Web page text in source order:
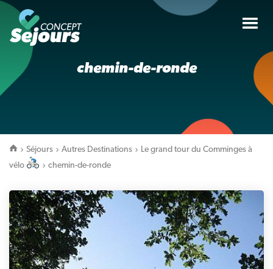
chemin-de-ronde
Séjours Autres Destinations
Le grand tour du Comminges à
vélo
chemin-de-ronde